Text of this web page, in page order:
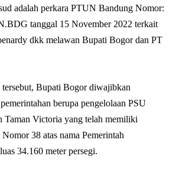
adalah perkara PTUN Bandung Nomor:
tanggal 15 November 2022 terkait
dkk melawan Bupati Bogor dan PT
tersebut, Bupati Bogor diwajibkan
berupa pengelolaan PSU
Taman Victoria yang telah memiliki
38 atas nama Pemerintah
34.160 meter persegi.